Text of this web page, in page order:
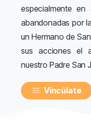
especialmente en
abandonadas por
un Hermano de
sus acciones el
nuestro Padre San
Vincúlate